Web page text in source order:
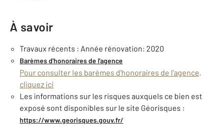
À savoir
Travaux récents : Année rénovation: 2020
Barèmes d'honoraires de l'agence
Pour consulter les barèmes d'honoraires de l'agence,
cliquez ici
Les informations sur les risques auxquels ce bien est
exposé sont disponibles sur le site Géorisques :
https://www.georisques.gouv.fr/